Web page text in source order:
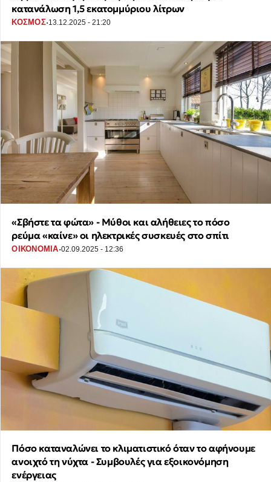
κατανάλωση 1,5 εκατομμύριου λίτρων
ΚΟΣΜΟΣ·13.12.2025 - 21:20
«Σβήστε τα φώτα» - Μύθοι και αλήθειες το πόσο
ρεύμα «καίνε» οι ηλεκτρικές συσκευές στο σπίτι
ΟΙΚΟΝΟΜΙΑ·02.09.2025 - 12:36
Πόσο καταναλώνει το κλιματιστικό όταν το αφήνουμε
ανοιχτό τη νύχτα - Συμβουλές για εξοικονόμηση
ενέργειας